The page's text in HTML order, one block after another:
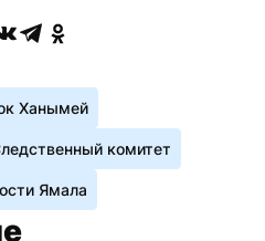
Ханымей
комитет
Ямала